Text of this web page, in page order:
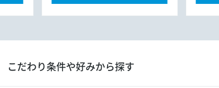
こだわり条件や好みから探す